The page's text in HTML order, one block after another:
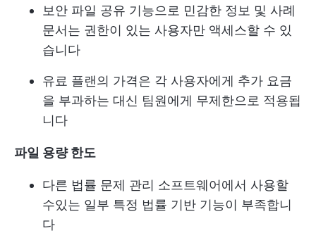
보안 파일 공유 기능으로 민감한 정보 및 사례
문서는 권한이 있는 사용자만 액세스할 수 있
습니다
유료 플랜의 가격은 각 사용자에게 추가 요금
을 부과하는 대신 팀원에게 무제한으로 적용됩
니다
파일 용량 한도
다른 법률 문제 관리 소프트웨어에서 사용할
수있는 일부 특정 법률 기반 기능이 부족합니
다